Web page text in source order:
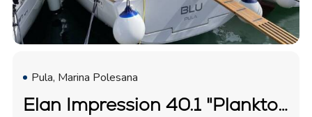
Pula, Marina Polesana
Elan Impression 40.1 "Plankton"